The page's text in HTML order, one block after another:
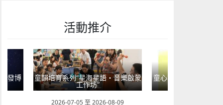
活動推介
星語・音樂啟蒙
”
童心探秘澳門的“中國第一”系列──
現代燈塔
2026-07-04 至 2026-08-01